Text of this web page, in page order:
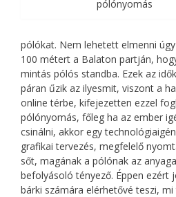
pólónyomás
pólókat. Nem lehetett elmenni
100 métert a Balaton partján,
mintás pólós standba. Ezek az
páran űzik az ilyesmit, viszont a
online térbe, kifejezetten ezzel
pólónyomás, főleg ha az ember
csinálni, akkor egy
grafikai tervezés, megfelelő
sőt, magának a pólónak az
befolyásoló tényező. Éppen ezért
bárki számára elérhetővé teszi,